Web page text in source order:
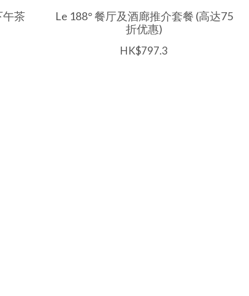
午茶
Le 188° 餐厅及酒廊推介套餐 (高达75
折优惠)
HK$797.3